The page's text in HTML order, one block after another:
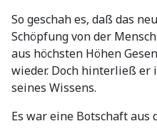
So geschah es, daß das
Schöpfung von der
aus höchsten Höhen
wieder. Doch hinterließ er
seines Wissens.
Es war eine Botschaft aus